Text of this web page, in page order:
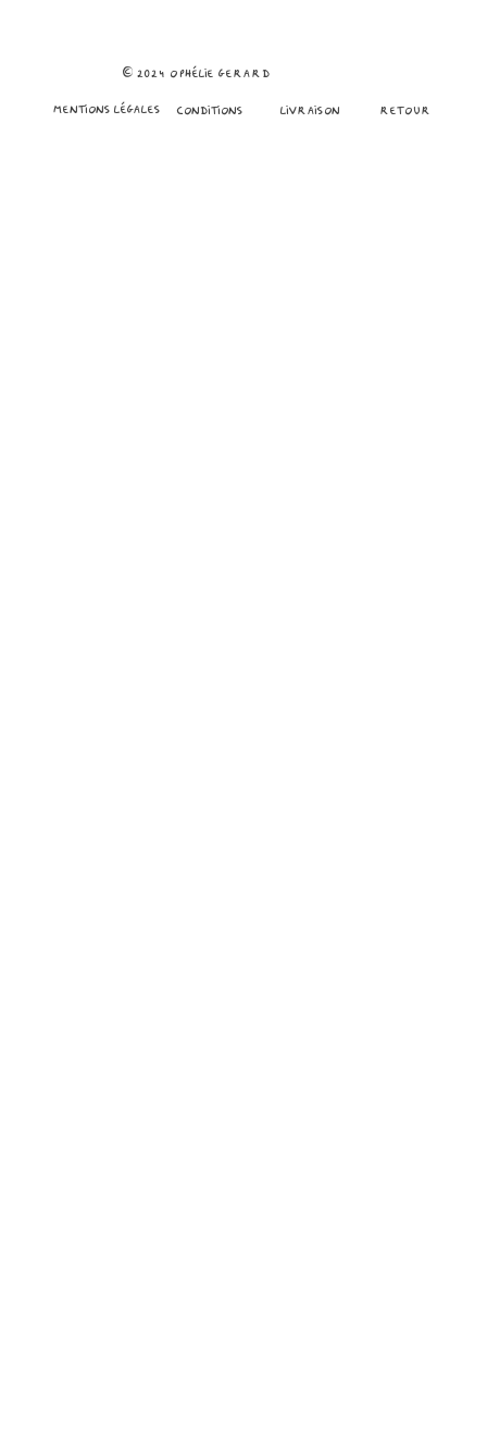
mentions légales conditions Livraison retour
© 2024 ophélie gerard